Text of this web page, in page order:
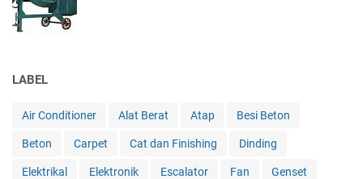
LABEL
Air Conditioner Alat Berat Atap Besi Beton
Beton Carpet Cat dan Finishing Dinding
Elektrikal Elektronik Escalator Fan Genset